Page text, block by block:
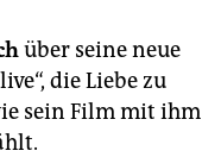
über seine neue
die Liebe zu
sein Film mit ihm